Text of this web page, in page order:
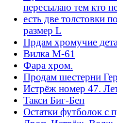
пересылаю тем кто
есть две толстовки
размер L
Прдам хромучие
Вилка М-61
Фара хром.
Продам шестерни
Истрёж номер 47.
Такси Биг-Бен
Остатки футболок с